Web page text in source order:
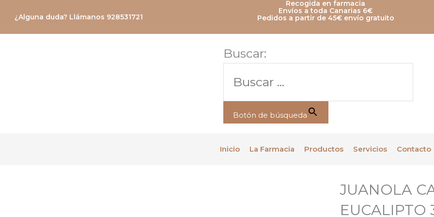
¿Alguna duda? Llámanos 928531721
Recogida en farmacia
Envíos a toda Canarias 6€
Pedidos a partir de 45€ envío gratuito
Buscar:
Botón de búsqueda
Inicio La Farmacia Productos Servicios Contacto
JUANOLA
EUCALIPTO